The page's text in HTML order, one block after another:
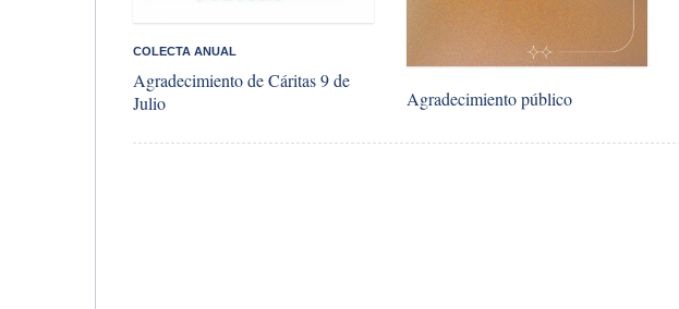
COLECTA ANUAL
Agradecimiento de Cáritas 9 de
Julio
Agradecimiento público